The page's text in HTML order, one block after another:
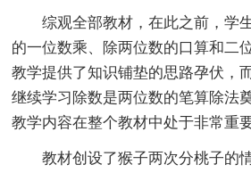
综观全部教材，在此之前，学
的一位数乘、除两位数的口算和二
教学提供了知识铺垫的思路孕伏，
继续学习除数是两位数的笔算除法
教学内容在整个教材中处于非常重
教材创设了猴子两次分桃子的